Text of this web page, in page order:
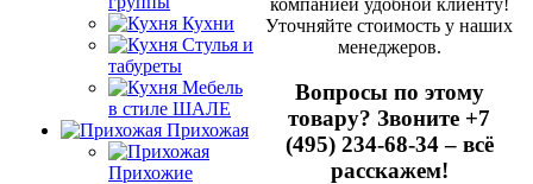
Кухни
Стулья и
табуреты
Мебель
в стиле ШАЛЕ
Прихожая
Прихожие
Уточняйте стоимость у наших
менеджеров.
Вопросы по этому
товару? Звоните +7
(495) 234-68-34 – всё
расскажем!